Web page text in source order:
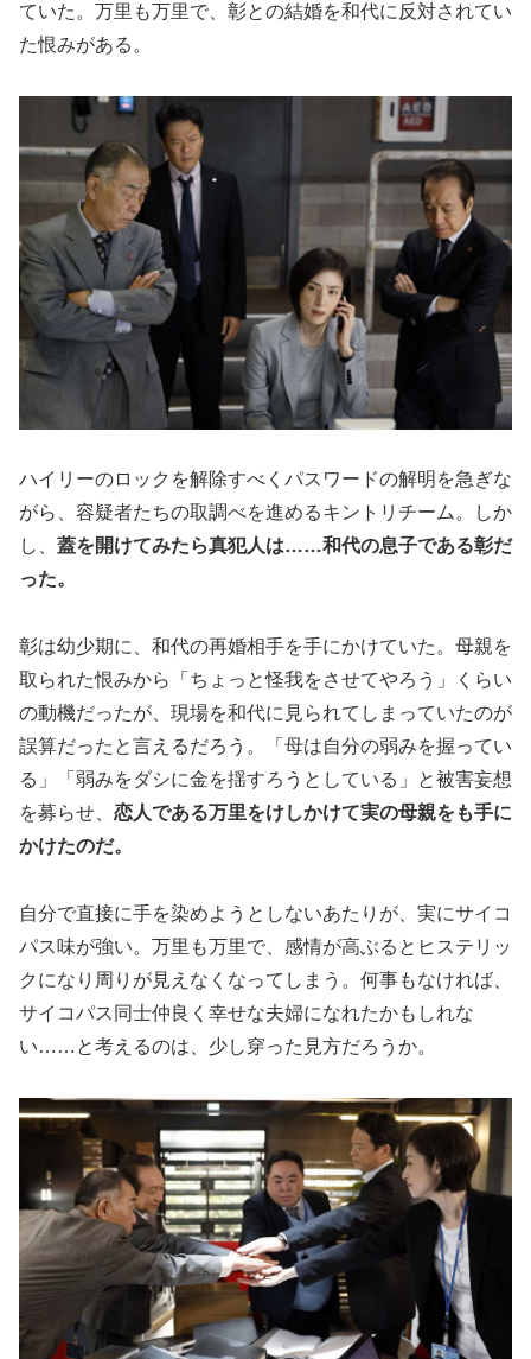
ていた。万里も万里で、彰との結婚を和代に反対されてい
た恨みがある。
ハイリーのロックを解除すべくパスワードの解明を急ぎな
がら、容疑者たちの取調べを進めるキントリチーム。しか
し、 蓋を開けてみたら真犯人は……和代の息子である彰だ
った。
彰は幼少期に、和代の再婚相手を手にかけていた。母親を
取られた恨みから「ちょっと怪我をさせてやろう」くらい
の動機だったが、現場を和代に見られてしまっていたのが
誤算だったと言えるだろう。「母は自分の弱みを握ってい
る」「弱みをダシに金を揺すろうとしている」と被害妄想
を募らせ、 恋人である万里をけしかけて実の母親をも手に
かけたのだ。
自分で直接に手を染めようとしないあたりが、実にサイコ
パス味が強い。万里も万里で、感情が高ぶるとヒステリッ
クになり周りが見えなくなってしまう。何事もなければ、
サイコパス同士仲良く幸せな夫婦になれたかもしれな
い……と考えるのは、少し穿った見方だろうか。